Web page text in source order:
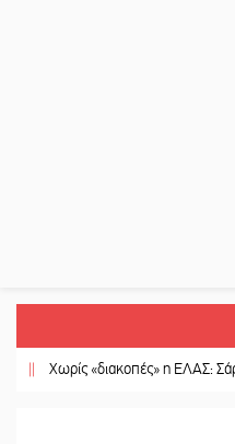
Χωρίς «διακοπές» η ΕΛΑΣ: